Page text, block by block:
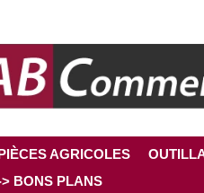
AGRICOLES
BONS PLANS